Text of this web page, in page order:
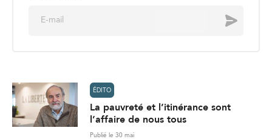
Envoyer
ÉDITO
La pauvreté et l’itinérance sont
l’affaire de nous tous
Publié le 30 mai